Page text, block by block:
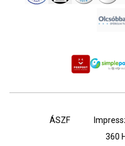
ÁSZF
360